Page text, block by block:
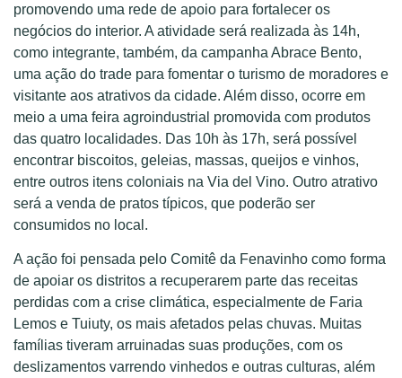
promovendo uma rede de apoio para fortalecer os
negócios do interior. A atividade será realizada às 14h,
como integrante, também, da campanha Abrace Bento,
uma ação do trade para fomentar o turismo de moradores e
visitante aos atrativos da cidade. Além disso, ocorre em
meio a uma feira agroindustrial promovida com produtos
das quatro localidades. Das 10h às 17h, será possível
encontrar biscoitos, geleias, massas, queijos e vinhos,
entre outros itens coloniais na Via del Vino. Outro atrativo
será a venda de pratos típicos, que poderão ser
consumidos no local.
A ação foi pensada pelo Comitê da Fenavinho como forma
de apoiar os distritos a recuperarem parte das receitas
perdidas com a crise climática, especialmente de Faria
Lemos e Tuiuty, os mais afetados pelas chuvas. Muitas
famílias tiveram arruinadas suas produções, com os
deslizamentos varrendo vinhedos e outras culturas, além